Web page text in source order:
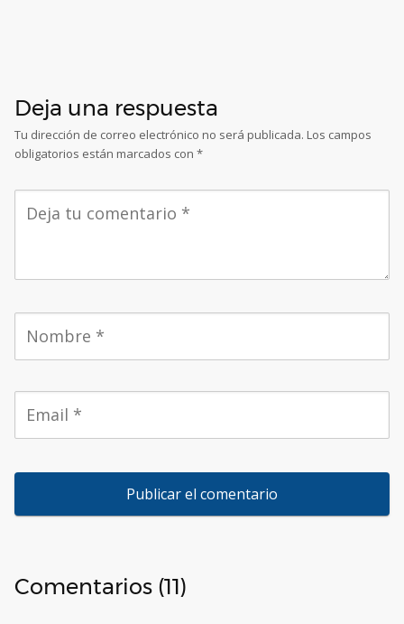
Deja una respuesta
Tu dirección de correo electrónico no será publicada. Los campos
obligatorios están marcados con *
Comentarios (11)